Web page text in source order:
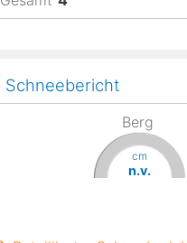
Schneebericht
Berg
cm
n.v.